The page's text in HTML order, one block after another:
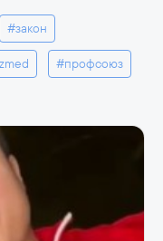
#закон
#профсоюз